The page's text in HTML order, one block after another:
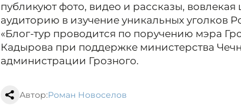
публикуют фото, видео и рассказы,
аудиторию в изучение уникальных уголков
«Блог-тур проводится по поручению мэра
Кадырова при поддержке министерства
администрации Грозного.
Автор:Роман Новоселов